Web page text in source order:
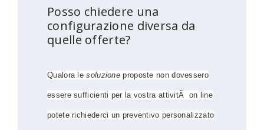
Posso chiedere una
configurazione diversa da
quelle offerte?
Qualora lesoluzione proposte non dovessero
essere sufficienti per la vostra attivitÃ on line
potete richiederci un preventivo personalizzato